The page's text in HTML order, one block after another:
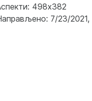
498x382
7/23/2021,